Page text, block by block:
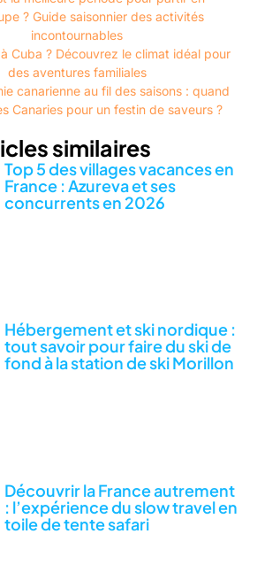
similaires
Top 5 des villages vacances en
France : Azureva et ses
concurrents en 2026
Hébergement et ski nordique :
tout savoir pour faire du ski de
fond à la station de ski Morillon
Découvrir la France autrement
: l’expérience du slow travel en
toile de tente safari
? Guide saisonnier des activités
incontournables
Cuba ? Découvrez le climat idéal pour
des aventures familiales
canarienne au fil des saisons : quand
Canaries pour un festin de saveurs ?